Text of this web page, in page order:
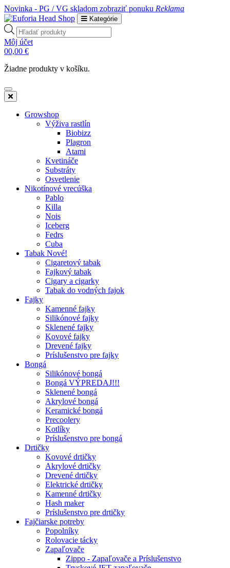
Novinka - PG / VG skladom zobraziť ponuku Reklama
Kategórie
Products
search
Môj účet
00,00 €
Žiadne produkty v košíku.
Growshop
Výživa rastlín
Biobizz
Plagron
Atami
Kvetináče
Substráty
Osvetlenie
Nikotínové vrecúška
Pablo
Killa
Nois
Iceberg
Fedrs
Cuba
Tabak Nové!
Cigaretový tabak
Fajkový tabak
Cigary a cigarky
Tabak do vodných fajok
Fajky
Kamenné fajky
Silikónové fajky
Sklenené fajky
Kovové fajky
Drevené fajky
Príslušenstvo pre fajky
Bongá
Silikónové bongá
Bongá VÝPREDAJ!!!
Sklenené bongá
Akrylové bongá
Keramické bongá
Precoolery
Kotlíky
Príslušenstvo pre bongá
Drtičky
Kovové drtičky
Akrylové drtičky
Drevené drtičky
Elektrické drtičky
Kamenné drtičky
Hash maker
Príslušenstvo pre drtičky
Fajčiarske potreby
Popolníky
Rolovacie tácky
Zapaľovače
Zippo - Zapaľovače a Príslušenstvo